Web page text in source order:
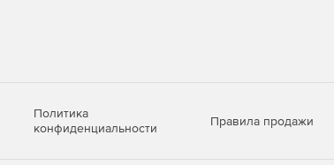
Политика
конфиденциальности
Правила продажи